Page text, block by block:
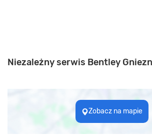
Niezależny serwis Bentley
Zobacz na mapie